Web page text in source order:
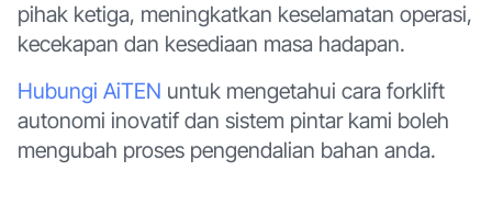
pihak ketiga, meningkatkan keselamatan operasi,
kecekapan dan kesediaan masa hadapan.
Hubungi AiTEN untuk mengetahui cara forklift
autonomi inovatif dan sistem pintar kami boleh
mengubah proses pengendalian bahan anda.